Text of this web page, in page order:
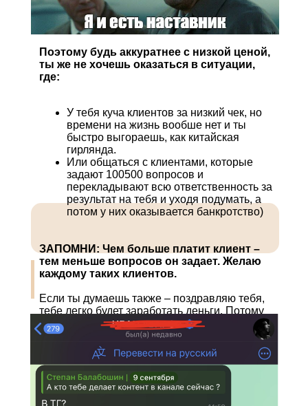
Поэтому будь аккуратнее с низкой ценой,
ты же не хочешь оказаться в ситуации,
где:
У тебя куча клиентов за низкий чек, но
времени на жизнь вообше нет и ты
быстро выгораешь, как китайская
гирлянда.
Или общаться с клиентами, которые
задают 100500 вопросов и
перекладывают всю ответственность за
результат на тебя и уходя подумать, а
потом у них оказывается банкротство)
ЗАПОМНИ: Чем больше платит клиент –
тем меньше вопросов он задает. Желаю
каждому таких клиентов.
Если ты думаешь также – поздравляю тебя,
тебе легко будет заработать деньги. Потому
что моя система решает все эти проблемы.